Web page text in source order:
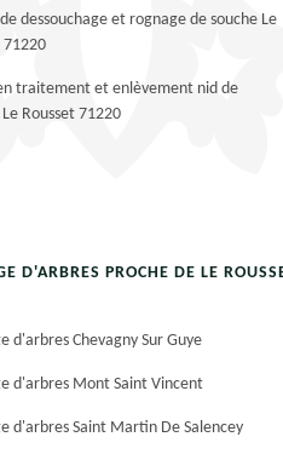
dessouchage et rognage de souche Le
71220
traitement et enlèvement nid de
Rousset 71220
D'ARBRES PROCHE DE LE
d'arbres Chevagny Sur Guye
d'arbres Mont Saint Vincent
d'arbres Saint Martin De Salencey